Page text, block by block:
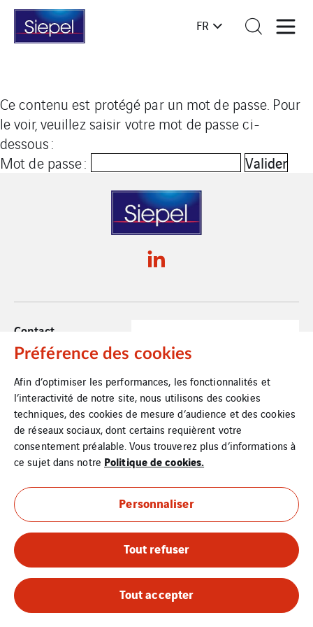
FR
Ce contenu est protégé par un mot de passe. Pour
le voir, veuillez saisir votre mot de passe ci-
dessous :
Mot de passe :
Contact
Mentions Légales
Cookies
Plan du site
Préférence des cookies
Afin d’optimiser les performances, les fonctionnalités et
l’interactivité de notre site, nous utilisons des cookies
techniques, des cookies de mesure d’audience et des cookies
de réseaux sociaux, dont certains requièrent votre
consentement préalable. Vous trouverez plus d’informations à
ce sujet dans notre Politique de cookies.
Personnaliser
Tout refuser
Tout accepter